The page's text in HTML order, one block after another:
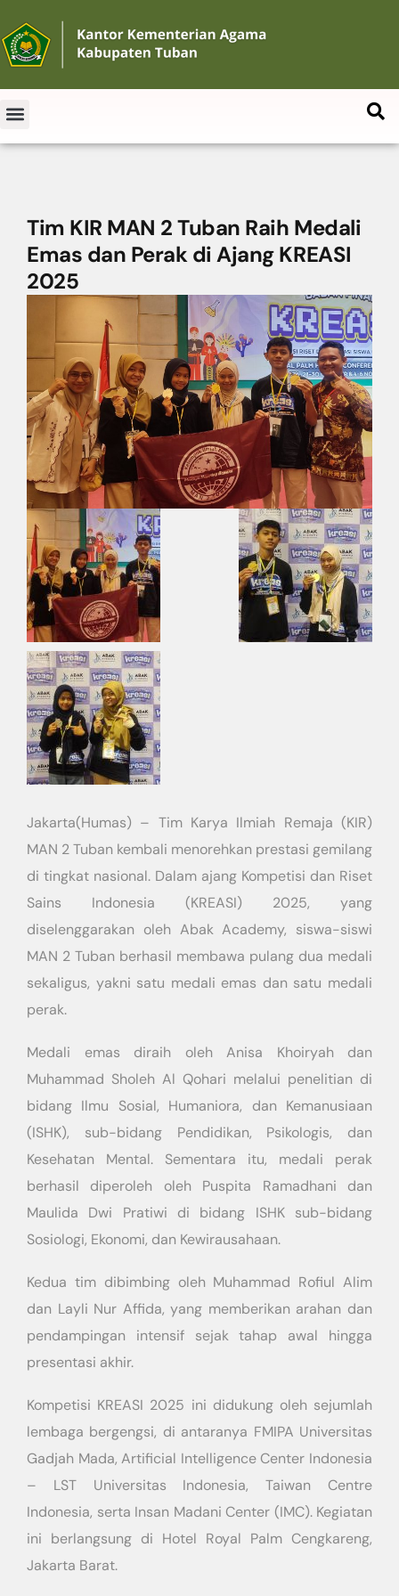
Tim KIR MAN 2 Tuban Raih Medali
Emas dan Perak di Ajang KREASI
2025
Jakarta(Humas) – Tim Karya Ilmiah Remaja (KIR)
MAN 2 Tuban kembali menorehkan prestasi gemilang
di tingkat nasional. Dalam ajang Kompetisi dan Riset
Sains Indonesia (KREASI) 2025, yang
diselenggarakan oleh Abak Academy, siswa-siswi
MAN 2 Tuban berhasil membawa pulang dua medali
sekaligus, yakni satu medali emas dan satu medali
perak.
Medali emas diraih oleh Anisa Khoiryah dan
Muhammad Sholeh Al Qohari melalui penelitian di
bidang Ilmu Sosial, Humaniora, dan Kemanusiaan
(ISHK), sub-bidang Pendidikan, Psikologis, dan
Kesehatan Mental. Sementara itu, medali perak
berhasil diperoleh oleh Puspita Ramadhani dan
Maulida Dwi Pratiwi di bidang ISHK sub-bidang
Sosiologi, Ekonomi, dan Kewirausahaan.
Kedua tim dibimbing oleh Muhammad Rofiul Alim
dan Layli Nur Affida, yang memberikan arahan dan
pendampingan intensif sejak tahap awal hingga
presentasi akhir.
Kompetisi KREASI 2025 ini didukung oleh sejumlah
lembaga bergengsi, di antaranya FMIPA Universitas
Gadjah Mada, Artificial Intelligence Center Indonesia
– LST Universitas Indonesia, Taiwan Centre
Indonesia, serta Insan Madani Center (IMC). Kegiatan
ini berlangsung di Hotel Royal Palm Cengkareng,
Jakarta Barat.